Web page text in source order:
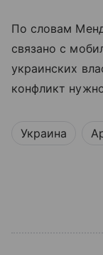
По словам
связано с
украинских
конфликт
Украина